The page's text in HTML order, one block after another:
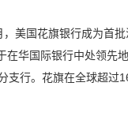
美国花旗银行成为首
华国际银行中处领先
支行。花旗在全球超过